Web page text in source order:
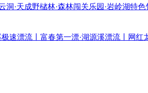
洞·天成野槠林·森林闯关乐园·岩岭湖特
速漂流丨富春第一漂·湖源溪漂流丨网